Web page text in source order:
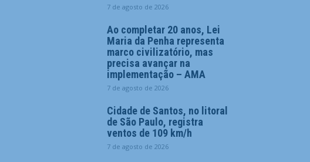
7 de agosto de 2026
Ao completar 20 anos, Lei
Maria da Penha representa
marco civilizatório, mas
precisa avançar na
implementação – AMA
7 de agosto de 2026
Cidade de Santos, no litoral
de São Paulo, registra
ventos de 109 km/h
7 de agosto de 2026